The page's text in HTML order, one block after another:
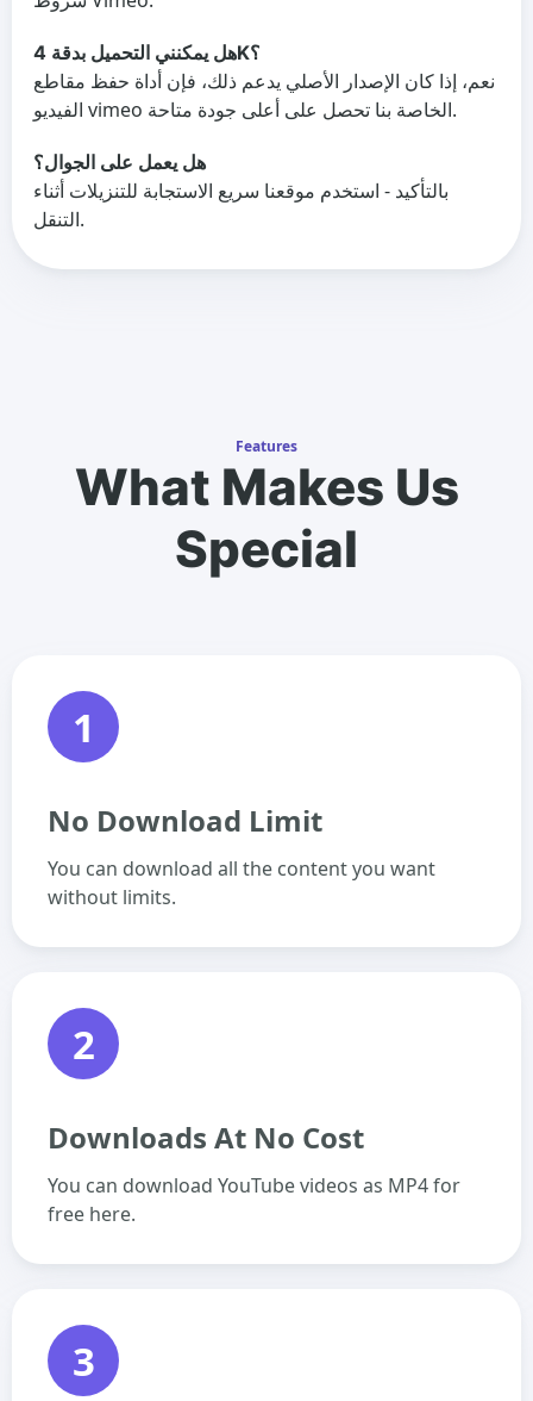
هل يمكنني التحميل بدقة 4K؟
نعم، إذا كان الإصدار الأصلي يدعم ذلك، فإن أداة حفظ مقاطع
الفيديو vimeo الخاصة بنا تحصل على أعلى جودة متاحة.
هل يعمل على الجوال؟
بالتأكيد - استخدم موقعنا سريع الاستجابة للتنزيلات أثناء
التنقل.
Features
What Makes Us
Special
1
No Download Limit
You can download all the content you want
without limits.
2
Downloads At No Cost
You can download YouTube videos as MP4 for
free here.
3